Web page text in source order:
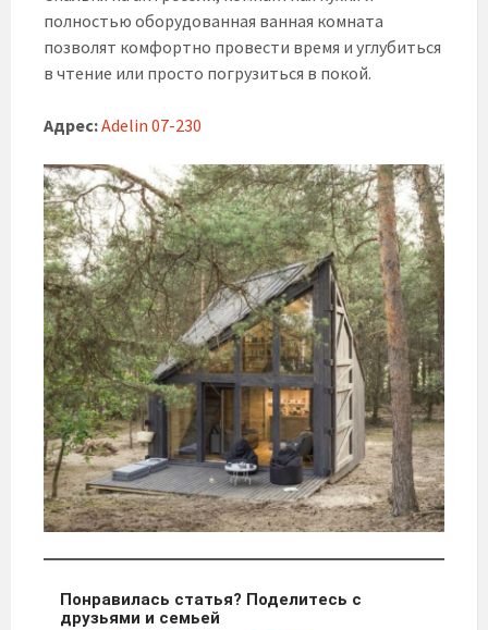
полностью оборудованная ванная комната
позволят комфортно провести время и углубиться
в чтение или просто погрузиться в покой.
Адрес:Adelin 07-230
Понравилась статья? Поделитесь с
друзьями и семьей